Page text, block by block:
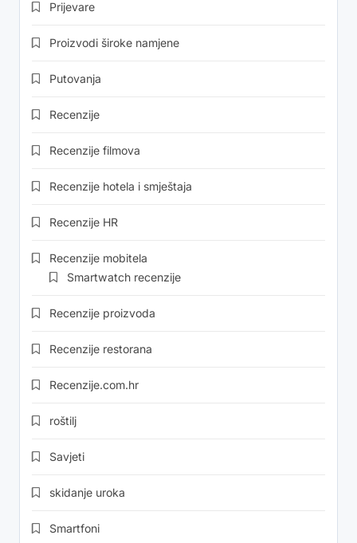
Prijevare
Proizvodi široke namjene
Putovanja
Recenzije
Recenzije filmova
Recenzije hotela i smještaja
Recenzije HR
Recenzije mobitela
Smartwatch recenzije
Recenzije proizvoda
Recenzije restorana
Recenzije.com.hr
roštilj
Savjeti
skidanje uroka
Smartfoni